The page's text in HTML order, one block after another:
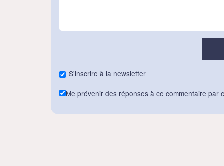
S'inscrire à la newsletter
Me prévenir des réponses à ce commentaire par